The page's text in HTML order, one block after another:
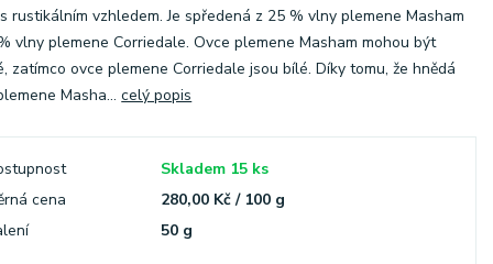
rustikálním vzhledem. Je spředená z 25 % vlny plemene Masham
vlny plemene Corriedale. Ovce plemene Masham mohou být
zatímco ovce plemene Corriedale jsou bílé. Díky tomu, že hnědá
Masha...celý popis
Skladem 15 ks
cena
280,00 Kč / 100 g
50 g